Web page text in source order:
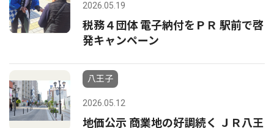
2026.05.19
税務４団体 電子納付をＰＲ 駅前で啓
発キャンペーン
八王子
2026.05.12
地価公示 商業地の好調続く ＪＲ八王